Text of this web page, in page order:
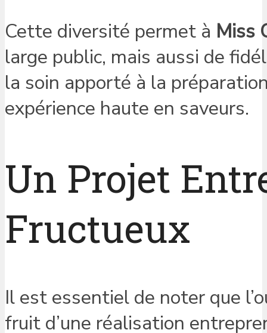
Cette diversité permet à Miss
large public, mais aussi de
la soin apporté à la
expérience haute en saveurs.
Un Projet
Fructueux
Il est essentiel de noter que
fruit d’une réalisation